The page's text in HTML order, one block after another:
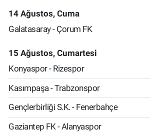
14 Ağustos, Cuma
Galatasaray - Çorum FK
15 Ağustos, Cumartesi
Konyaspor - Rizespor
Kasımpaşa - Trabzonspor
Gençlerbirliği S.K. - Fenerbahçe
Gaziantep FK - Alanyaspor